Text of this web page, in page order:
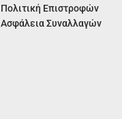
Πολιτική Επιστροφών
Ασφάλεια Συναλλαγών